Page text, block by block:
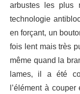
arbustes les plus
technologie
en forçant, un
fois lent mais très
même quand la
lames, il a été
l’élément à